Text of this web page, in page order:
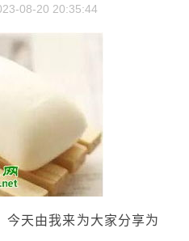
08-20 20:35:44
今天由我来为大家分享为